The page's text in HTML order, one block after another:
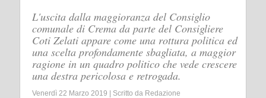
L'uscita dalla maggioranza del Consiglio
comunale di Crema da parte del Consigliere
Coti Zelati appare come una rottura politica ed
una scelta profondamente sbagliata, a maggior
ragione in un quadro politico che vede crescere
una destra pericolosa e retrogada.
Venerdì 22 Marzo 2019 Scritto da Redazione